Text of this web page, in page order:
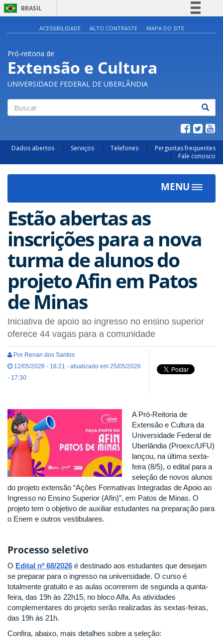
BRASIL
Acesso à informação
Legislação
Canais
ACESSIBILIDADE ALTO CONTRASTE MAPA DO SITE
Pró-reitoria de
Extensão e Cultura
UNIVERSIDADE FEDERAL DE UBERLÂNDIA
Dados abertos Serviços Telefones
Perguntas frequentes
Fale conosco
MENU
Toggle
Estão abertas as
inscrições para a nova
turma de alunos do
projeto Afin em Patos
de Minas
Iniciativa de apoio ao ingresso no ensino superior
oferece 44 vagas para a comunidade
Por Renan dos Santos
12/05/2026 - 16:21 - atualizado em 25/05/2026
- 17:30
A Pró-Reitoria de
Extensão e Cultura da
Universidade Federal de
Uberlândia (Proexc/UFU)
lançou, na última sexta-
feira (8/5), o edital para a
seleção de novos alunos
do projeto extensão “Ações Formativas Integradas de Apoio ao
Ingresso no Ensino Superior (Afin)”, em Patos de Minas. O
projeto tem o objetivo de auxiliar estudantes na preparação para
o Enem e outros vestibulares.
Processo seletivo
O Edital nº 68/2026 é destinado aos estudantes que desejam
se preparar para o ingresso na universidade. O curso é
totalmente gratuito e as aulas ocorrerem de segunda a quinta-
feira, das 19h às 22h15, no bloco Alfa. As atividades
complementares do projeto serão realizadas às sextas-feiras,
das 19h às 21h.
Confira, abaixo, mais detalhes sobre a seleção: